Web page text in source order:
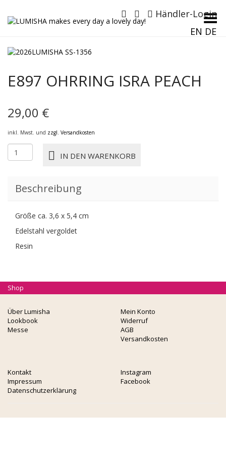
Händler-Login
EN DE
Menü umschalten
E897 OHRRING ISRA PEACH
29,00 €
inkl. Mwst. und zzgl. Versandkosten
E897
OHRRING
Menge
IN DEN WARENKORB
Beschreibung
Größe ca. 3,6 x 5,4 cm
Edelstahl vergoldet
Resin
Über Lumisha
Lookbook
Messe
Mein Konto
Widerruf
AGB
Versandkosten
Kontakt
Impressum
Datenschutzerklärung
Instagram
Facebook
Shop